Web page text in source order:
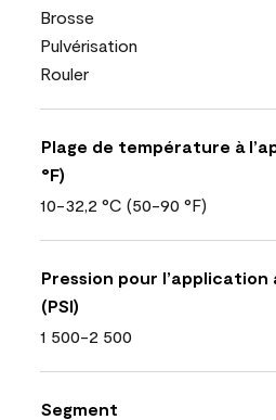
Brosse
Pulvérisation
Rouler
Plage de température à
°F)
10-32,2 °C (50-90 °F)
Pression pour
(PSI)
1 500-2 500
Segment